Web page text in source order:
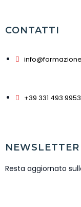
CONTATTI
+39 331 493 9953
NEWSLETTER
Resta aggiornato